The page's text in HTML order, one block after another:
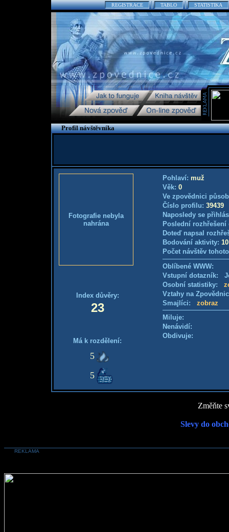
REGISTRACE TABLO STATISTIKA
Profil návštěvníka
Fotografie nebyla
nahrána
Index důvěry:
23
Má k rozdělení:
5
5
Pohlaví: muž
Věk: 0
Ve zpovědnici
Číslo profilu: 39439
Naposledy se
Poslední
Doteď napsal
Bodování aktivity:
Počet návštěv
Oblíbené WWW:
Vstupní dotazník:
Osobní statistiky:
Vztahy na
Smajlíci: zobraz
Miluje:
Nenávidí:
Obdivuje:
Změňte
Slevy do
REKLAMA